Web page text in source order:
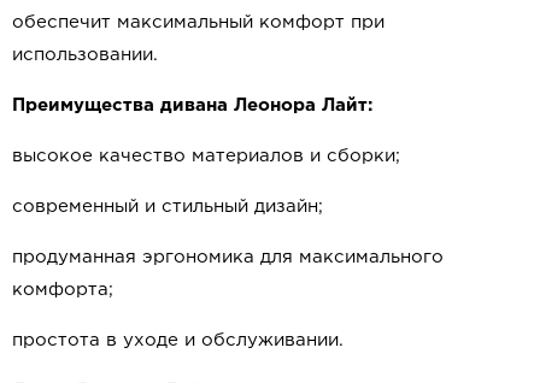
обеспечит максимальный комфорт при
использовании.
Преимущества дивана Леонора Лайт:
высокое качество материалов и сборки;
современный и стильный дизайн;
продуманная эргономика для максимального
комфорта;
простота в уходе и обслуживании.